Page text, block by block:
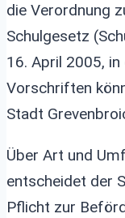
die Verordnung
Schulgesetz
16. April 2005,
Vorschriften
Stadt
Über Art und
entscheidet der
Pflicht zur